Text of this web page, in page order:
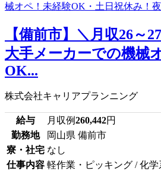
【備前市】＼月収26～
大手メーカーでの機械
OK...
株式会社キャリアプランニング
給与 月収例260,442円
勤務地
岡山県 備前市
寮・社宅 なし
仕事内容 軽作業・ピッキング / 化学